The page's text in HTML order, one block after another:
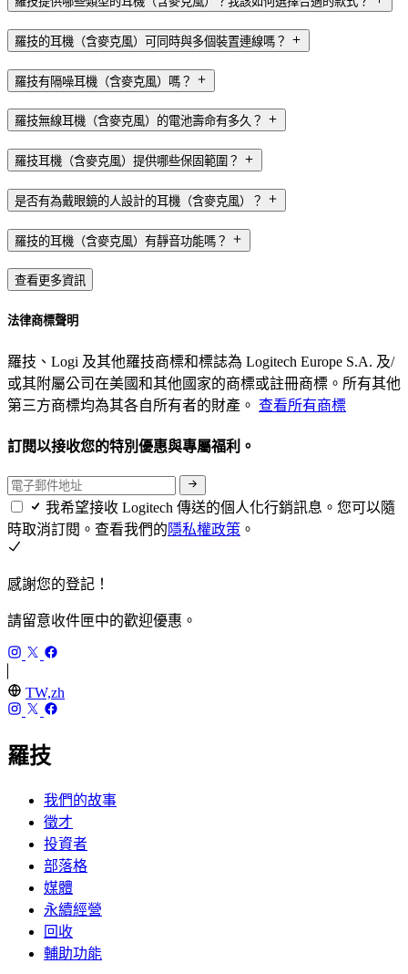
羅技的耳機（含麥克風）可同時與多個裝置連線嗎？
羅技有隔噪耳機（含麥克風）嗎？
羅技無線耳機（含麥克風）的電池壽命有多久？
羅技耳機（含麥克風）提供哪些保固範圍？
是否有為戴眼鏡的人設計的耳機（含麥克風）？
羅技的耳機（含麥克風）有靜音功能嗎？
查看更多資訊
法律商標聲明
羅技、Logi 及其他羅技商標和標誌為 Logitech Europe S.A. 及/
或其附屬公司在美國和其他國家的商標或註冊商標。所有其他
第三方商標均為其各自所有者的財產。 查看所有商標
訂閱以接收您的特別優惠與專屬福利。
我希望接收 Logitech 傳送的個人化行銷訊息。您可以隨
時取消訂閱。查看我們的隱私權政策 。
感謝您的登記！
請留意收件匣中的歡迎優惠。
TW,zh
羅技
我們的故事
徵才
投資者
部落格
媒體
永續經營
回收
輔助功能